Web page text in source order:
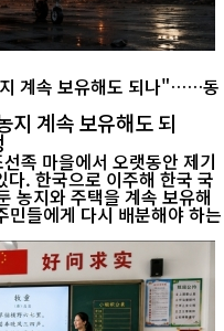
지 계속 보유해도 되
족 마을에서 오랫동안 제기
다. 한국으로 이주해 한국 국
농지와 주택을 계속 보유해
민들에게 다시 배분해야 하는